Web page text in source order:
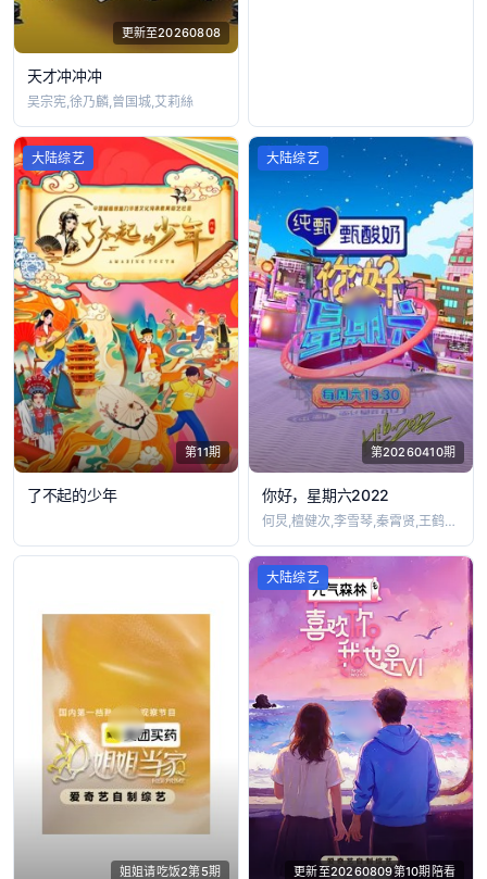
更新至20260808
天才冲冲冲
吴宗宪,徐乃麟,曾国城,艾莉絲
第11期
大陆综艺
了不起的少年
第20260410期
大陆综艺
你好，星期六2022
何炅,檀健次,李雪琴,秦霄贤,王鹤棣,黄
姐姐请吃饭2第5期 更新至20260809第10期陪看
大陆综艺